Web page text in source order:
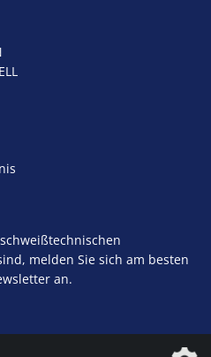
melden Sie sich am besten
an.